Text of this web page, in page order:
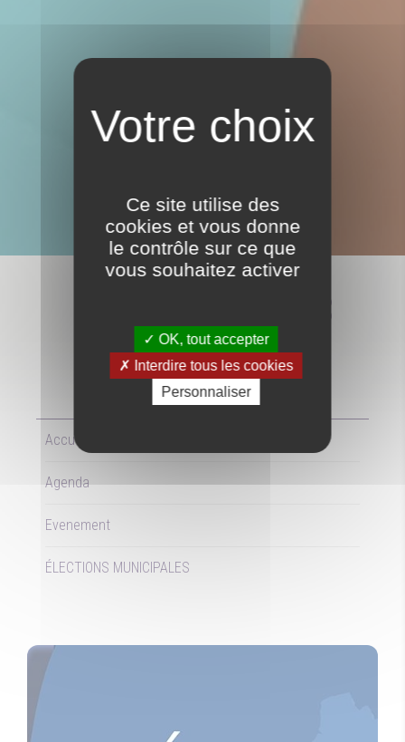
AGENDA
ÉLECTIONS MUNICIPALES
LE15/03/2026
Accueil
Agenda
Evenement
ÉLECTIONS MUNICIPALES
Ce site utilise des
cookies et vous donne
le contrôle sur ce que
vous souhaitez activer
OK, tout accepter
Interdire tous les cookies
Personnaliser